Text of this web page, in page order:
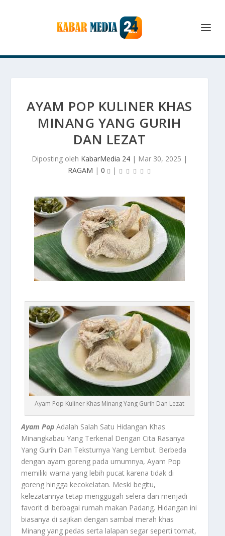
AYAM POP KULINER KHAS
MINANG YANG GURIH
DAN LEZAT
Diposting oleh KabarMedia 24 | Mar 30, 2025 |
RAGAM | 0 |
Ayam Pop Kuliner Khas Minang Yang Gurih Dan Lezat
Ayam Pop Adalah Salah Satu Hidangan Khas
Minangkabau Yang Terkenal Dengan Cita Rasanya
Yang Gurih Dan Teksturnya Yang Lembut. Berbeda
dengan ayam goreng pada umumnya, Ayam Pop
memiliki warna yang lebih pucat karena tidak di
goreng hingga kecokelatan. Meski begitu,
kelezatannya tetap menggugah selera dan menjadi
favorit di berbagai rumah makan Padang. Hidangan ini
biasanya di sajikan dengan sambal merah khas
Minang yang pedas serta lalapan segar seperti tomat,